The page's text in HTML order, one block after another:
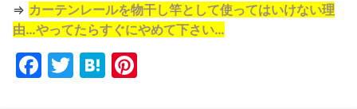
⇒ カーテンレールを物干し竿として使ってはいけない理
由…やってたらすぐにやめて下さい…
F
T
H